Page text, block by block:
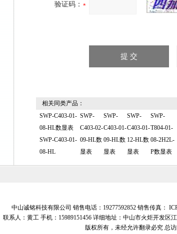
验证码：
相关同类产品：
SWP-C403-01-
08-HL数显表
SWP-C403-01-
08-HL
SWP-
C403-02-
09-HL数
显表
SWP-
C403-01-
09-HL数
显表
SWP-
C403-01-
12-HL数
显表
SWP-
T804-01-
08-2H2L-
P数显表
中山诚铭科技有限公司 销售电话：19277592852 销售传真：
联系人：黄工 手机：15989151456 详细地址：中山市火炬开发区
版权所有，未经允许翻录必究总访